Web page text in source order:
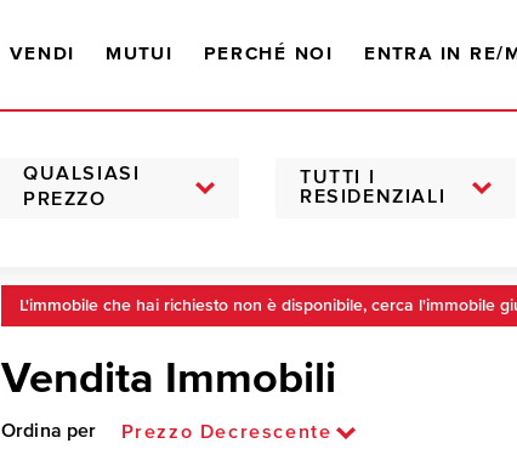
VENDI MUTUI PERCHÉ NOI ENTRA IN RE/
QUALSIASI
PREZZO
TUTTI I
RESIDENZIALI
L'immobile che hai richiesto non è disponibile, cerca l'immobile
Vendita Immobili
Ordina per Prezzo Decrescente